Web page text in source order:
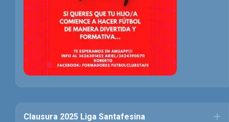
Clausura 2025 Liga Santafesina